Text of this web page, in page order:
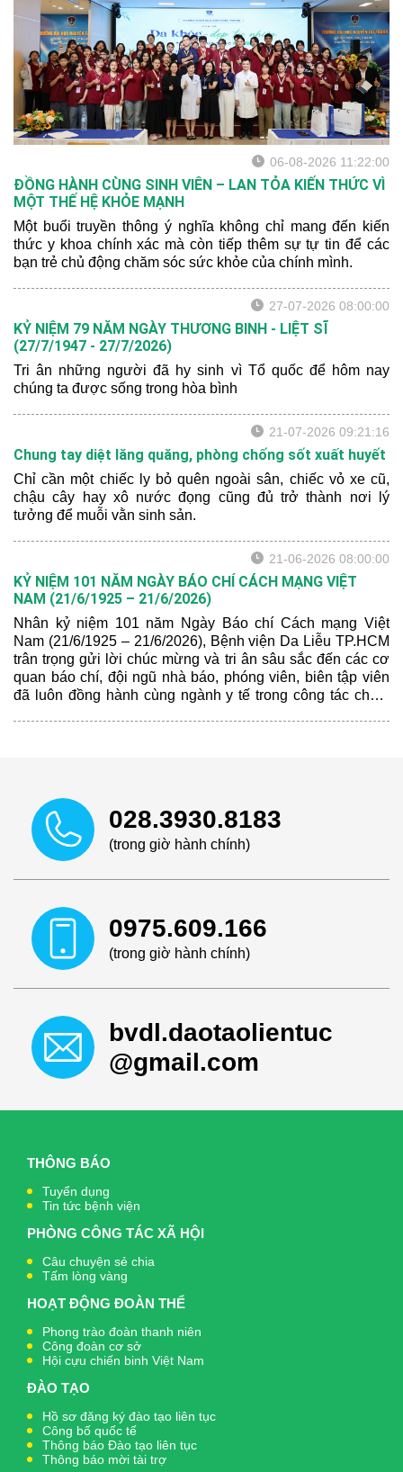
06-08-2026 11:22:00
ĐỒNG HÀNH CÙNG SINH VIÊN – LAN TỎA KIẾN THỨC VÌ
MỘT THẾ HỆ KHỎE MẠNH
Một buổi truyền thông ý nghĩa không chỉ mang đến kiến
thức y khoa chính xác mà còn tiếp thêm sự tự tin để các
bạn trẻ chủ động chăm sóc sức khỏe của chính mình.
27-07-2026 08:00:00
KỶ NIỆM 79 NĂM NGÀY THƯƠNG BINH - LIỆT SĨ
(27/7/1947 - 27/7/2026)
Tri ân những người đã hy sinh vì Tổ quốc để hôm nay
chúng ta được sống trong hòa bình
21-07-2026 09:21:16
Chung tay diệt lăng quăng, phòng chống sốt xuất huyết
Chỉ cần một chiếc ly bỏ quên ngoài sân, chiếc vỏ xe cũ,
chậu cây hay xô nước đọng cũng đủ trở thành nơi lý
tưởng để muỗi vằn sinh sản.
21-06-2026 08:00:00
KỶ NIỆM 101 NĂM NGÀY BÁO CHÍ CÁCH MẠNG VIỆT
NAM (21/6/1925 – 21/6/2026)
Nhân kỷ niệm 101 năm Ngày Báo chí Cách mạng Việt
Nam (21/6/1925 – 21/6/2026), Bệnh viện Da Liễu TP.HCM
trân trọng gửi lời chúc mừng và tri ân sâu sắc đến các cơ
quan báo chí, đội ngũ nhà báo, phóng viên, biên tập viên
đã luôn đồng hành cùng ngành y tế trong công tác chăm
028.3930.8183
(trong giờ hành chính)
0975.609.166
(trong giờ hành chính)
bvdl.daotaolientuc
@gmail.com
THÔNG BÁO
Tuyển dụng
Tin tức bệnh viện
PHÒNG CÔNG TÁC XÃ HỘI
Câu chuyện sẻ chia
Tấm lòng vàng
HOẠT ĐỘNG ĐOÀN THỂ
Phong trào đoàn thanh niên
Công đoàn cơ sở
Hội cựu chiến binh Việt Nam
ĐÀO TẠO
Hồ sơ đăng ký đào tạo liên tục
Công bố quốc tế
Thông báo Đào tạo liên tục
Thông báo mời tài trợ